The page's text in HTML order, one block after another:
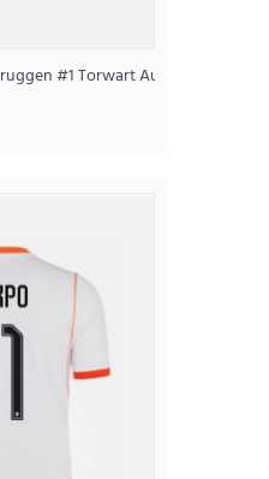
#1 Torwart Auswärtstrikot